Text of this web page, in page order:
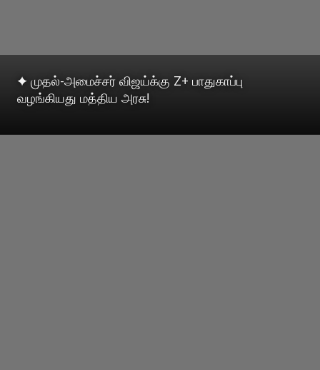
✦ முதல்-அமைச்சர் விஜய்க்கு Z+ பாதுகாப்பு
வழங்கியது மத்திய அரசு!